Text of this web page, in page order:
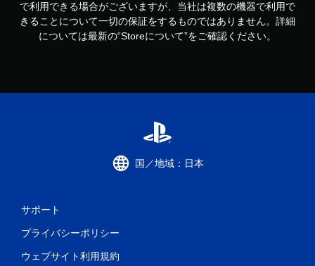
で利用できる場合がございますが、当社は複数の機器で利用で
きることについて一切の保証をするものではありません。詳細
については最新の“Storeについて”をご確認ください。
国／地域：日本
サポート
プライバシーポリシー
ウェブサイト利用規約